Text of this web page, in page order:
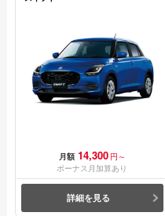
月額 14,300 円～
ボーナス月加算あり
詳細を見る